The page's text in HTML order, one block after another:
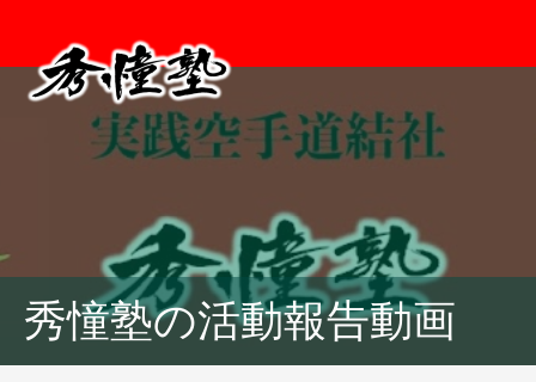
秀憧塾の活動報告動画